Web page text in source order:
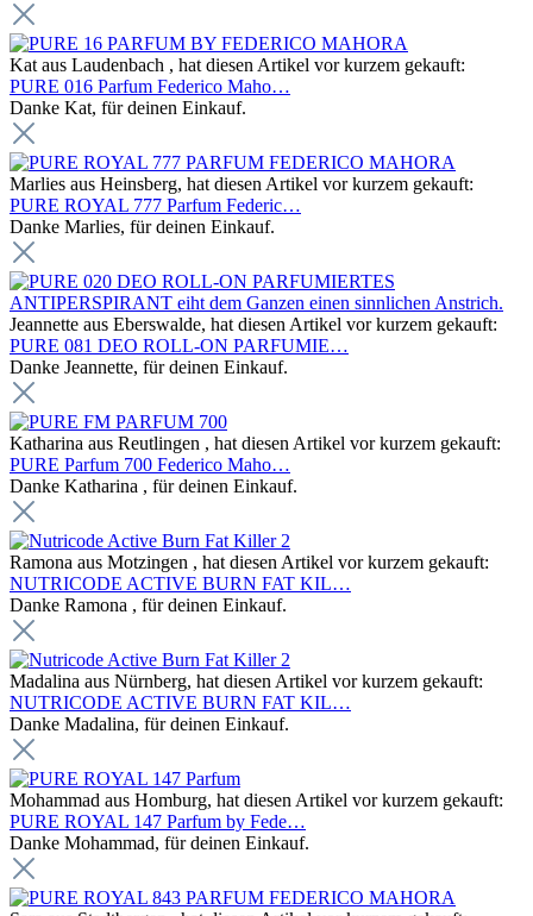
Kat aus Laudenbach , hat diesen Artikel vor kurzem gekauft:
PURE 016 Parfum Federico Maho…
Danke Kat, für deinen Einkauf.
Marlies aus Heinsberg, hat diesen Artikel vor kurzem gekauft:
PURE ROYAL 777 Parfum Federic…
Danke Marlies, für deinen Einkauf.
Jeannette aus Eberswalde, hat diesen Artikel vor kurzem gekauft:
PURE 081 DEO ROLL-ON PARFUMIE…
Danke Jeannette, für deinen Einkauf.
Katharina aus Reutlingen , hat diesen Artikel vor kurzem gekauft:
PURE Parfum 700 Federico Maho…
Danke Katharina , für deinen Einkauf.
Ramona aus Motzingen , hat diesen Artikel vor kurzem gekauft:
NUTRICODE ACTIVE BURN FAT KIL…
Danke Ramona , für deinen Einkauf.
Madalina aus Nürnberg, hat diesen Artikel vor kurzem gekauft:
NUTRICODE ACTIVE BURN FAT KIL…
Danke Madalina, für deinen Einkauf.
Mohammad aus Homburg, hat diesen Artikel vor kurzem gekauft:
PURE ROYAL 147 Parfum by Fede…
Danke Mohammad, für deinen Einkauf.